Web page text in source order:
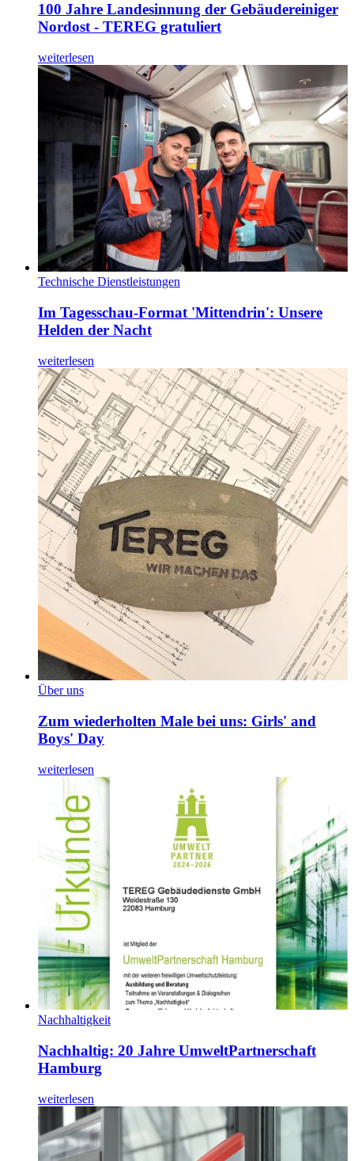
100 Jahre Landesinnung der Gebäudereiniger
Nordost - TEREG gratuliert
weiterlesen
Technische Dienstleistungen
Im Tagesschau-Format 'Mittendrin': Unsere
Helden der Nacht
weiterlesen
Über uns
Zum wiederholten Male bei uns: Girls' and
Boys' Day
weiterlesen
Nachhaltigkeit
Nachhaltig: 20 Jahre UmweltPartnerschaft
Hamburg
weiterlesen